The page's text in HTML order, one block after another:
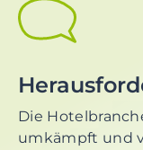
Die
umkämpft und